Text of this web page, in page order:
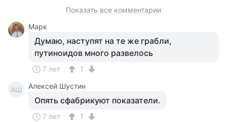
Показать все комментарии
Марк
Думаю, наступят на те же грабли,
путиноидов много развелось
7 лет 1
АШ Алексей Шустин
Опять сфабрикуют показатели.
7 лет
1